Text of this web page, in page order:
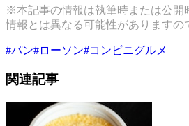
※本記事の情報は執筆時または公開
情報とは異なる可能性がありますの
#パン#ローソン#コンビニグルメ
関連記事